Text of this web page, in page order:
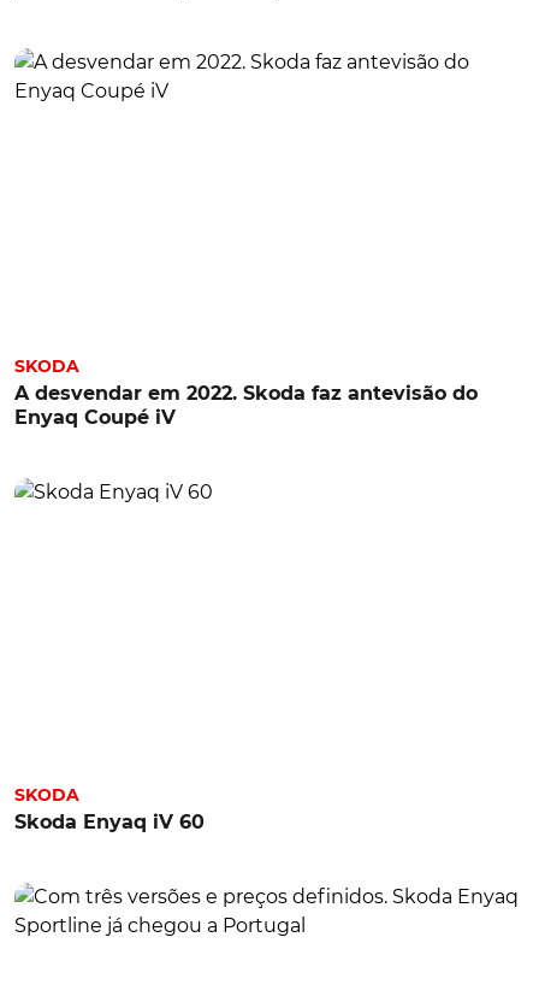
SKODA
A desvendar em 2022. Skoda faz antevisão do
Enyaq Coupé iV
SKODA
Skoda Enyaq iV 60